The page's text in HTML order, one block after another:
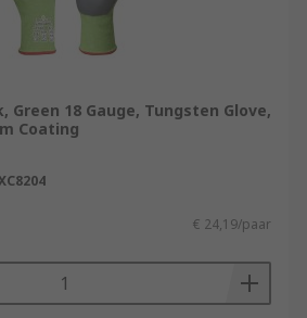
Green 18 Gauge, Tungsten Glove,
Coating
€ 24,19/paar